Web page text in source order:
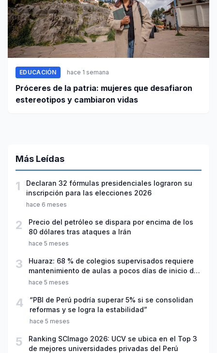
EDUCACIÓN hace 1 semana
Próceres de la patria: mujeres que desafiaron
estereotipos y cambiaron vidas
Más Leídas
1
Declaran 32 fórmulas presidenciales lograron su
inscripción para las elecciones 2026
hace 6 meses
2
Precio del petróleo se dispara por encima de los
80 dólares tras ataques a Irán
hace 5 meses
3
Huaraz: 68 % de colegios supervisados requiere
mantenimiento de aulas a pocos días de inicio del
año escolar 2026
hace 5 meses
4
“PBI de Perú podría superar 5% si se consolidan
reformas y se logra la estabilidad”
hace 5 meses
5
Ranking SCImago 2026: UCV se ubica en el Top 3
de mejores universidades privadas del Perú